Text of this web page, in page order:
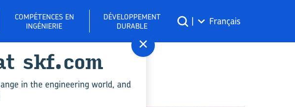
COMPÉTENCES EN
INGÉNIERIE
DÉVELOPPEMENT
DURABLE
| Français
×
skf.com
in the engineering world, and